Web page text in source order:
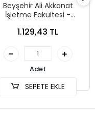
Beyşehir Ali Akkanat
İşletme Fakültesi -
Bölümü ARDUİNO EĞİTİM
1.129,43 TL
Adet
SEPETE EKLE